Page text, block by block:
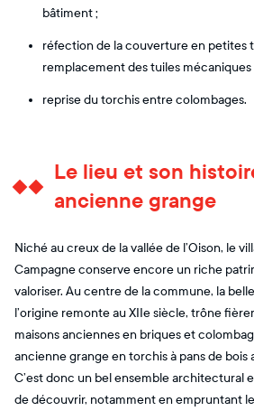
bâtiment ;
réfection de la couverture en petites
remplacement des tuiles
reprise du torchis entre colombages.
Le lieu et son
ancienne grange
Niché au creux de la vallée de l’Oison, le
Campagne conserve encore un riche
valoriser. Au centre de la commune, la
l’origine remonte au XIIe siècle, trône
maisons anciennes en briques et
ancienne grange en torchis à pans de bois
C’est donc un bel ensemble architectural
de découvrir, notamment en empruntant